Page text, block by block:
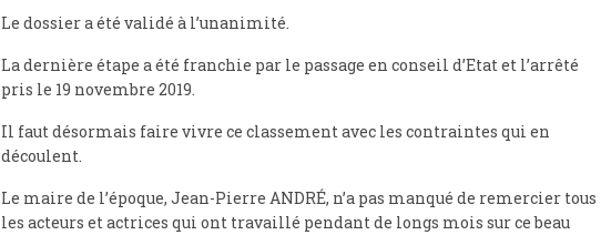
Le dossier a été validé à l’unanimité.
La dernière étape a été franchie par le passage en conseil d’Etat et l’arrêté
pris le 19 novembre 2019.
Il faut désormais faire vivre ce classement avec les contraintes qui en
découlent.
Le maire de l’époque, Jean-Pierre ANDRÉ, n’a pas manqué de remercier tous
les acteurs et actrices qui ont travaillé pendant de longs mois sur ce beau